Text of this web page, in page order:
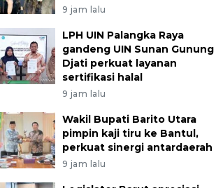
9 jam lalu
LPH UIN Palangka Raya
gandeng UIN Sunan Gunung
Djati perkuat layanan
sertifikasi halal
9 jam lalu
Wakil Bupati Barito Utara
pimpin kaji tiru ke Bantul,
perkuat sinergi antardaerah
9 jam lalu